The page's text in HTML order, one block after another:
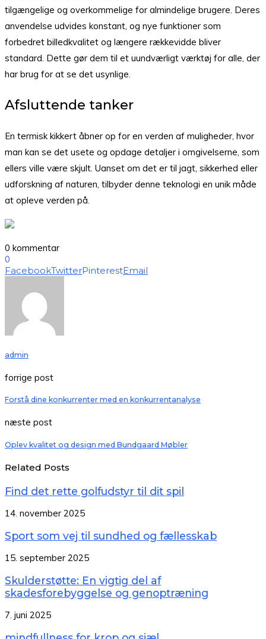
tilgængelige og overkommelige for almindelige brugere. Deres
anvendelse udvides konstant, og nye funktioner som
forbedret billedkvalitet og længere rækkevidde bliver
standard. Dette gør dem til et uundværligt værktøj for alle, der
har brug for at se det usynlige.
Afsluttende tanker
En termisk kikkert åbner op for en verden af muligheder, hvor
man kan se det usete og opdage detaljer i omgivelserne, som
ellers ville være skjult. Uanset om det er til jagt, sikkerhed eller
udforskning af naturen, tilbyder denne teknologi en unik måde
at opleve verden på.
0 kommentar
0
FacebookTwitterPinterestEmail
admin
forrige post
Forstå dine konkurrenter med en konkurrentanalyse
næste post
Oplev kvalitet og design med Bundgaard Møbler
Related Posts
Find det rette golfudstyr til dit spil
14. november 2025
Sport som vej til sundhed og fællesskab
15. september 2025
Skulderstøtte: En vigtig del af
skadesforebyggelse og genoptræning
7. juni 2025